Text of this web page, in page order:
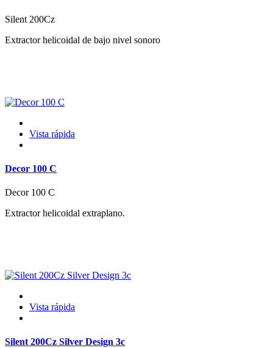
Silent 200Cz
Extractor helicoidal de bajo nivel sonoro
Vista rápida
Decor 100 C
Decor 100 C
Extractor helicoidal extraplano.
Vista rápida
Silent 200Cz Silver Design 3c